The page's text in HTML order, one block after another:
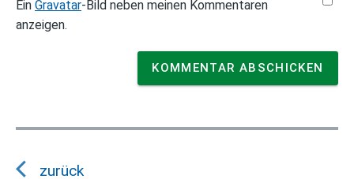
Ein Gravatar-Bild neben meinen Kommentaren
anzeigen.
B
i
zurück